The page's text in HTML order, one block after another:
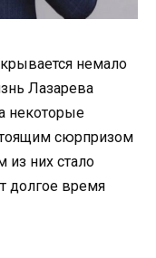
немало
Лазарева
некоторые
сюрпризом
них стало
долгое время